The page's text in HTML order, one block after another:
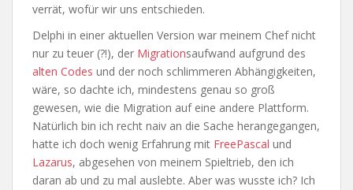
verrät, wofür wir uns entschieden.
Delphi in einer aktuellen Version war meinem Chef nicht
nur zu teuer (?!), der Migrationsaufwand aufgrund des
alten Codes und der noch schlimmeren Abhängigkeiten,
wäre, so dachte ich, mindestens genau so groß
gewesen, wie die Migration auf eine andere Plattform.
Natürlich bin ich recht naiv an die Sache herangegangen,
hatte ich doch wenig Erfahrung mit FreePascal und
Lazarus, abgesehen von meinem Spieltrieb, den ich
daran ab und zu mal auslebte. Aber was wusste ich? Ich